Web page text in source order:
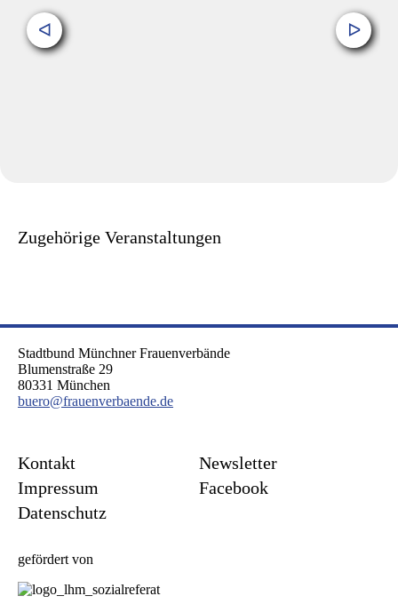
ᐅ
ᐊ
Zugehörige Veranstaltungen
Stadtbund Münchner Frauenverbände
Blumenstraße 29
80331 München
buero@frauenverbaende.de
Kontakt
Impressum
Datenschutz
Newsletter
Facebook
gefördert von